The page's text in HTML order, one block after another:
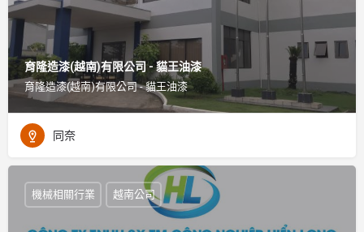
育隆造漆(越南)有限公司 - 貓王油漆
育隆造漆(越南)有限公司 - 貓王油漆
同奈
機械相關行業 越南公司